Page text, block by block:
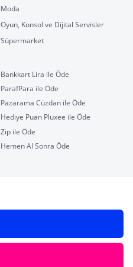
Moda
Oyun, Konsol ve Dijital Servisler
Süpermarket
Bankkart Lira ile Öde
ParafPara ile Öde
Pazarama Cüzdan ile Öde
Hediye Puan Pluxee ile Öde
Zip ile Öde
Hemen Al Sonra Öde